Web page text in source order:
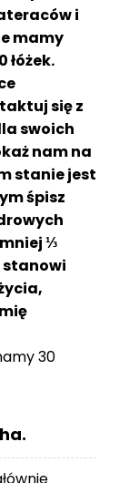
i
mamy
łóżek.
się z
swoich
nam na
stanie jest
śpisz
⅓
stanowi
30